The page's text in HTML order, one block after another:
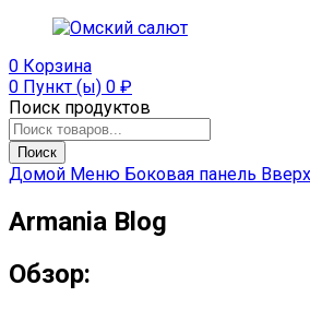
0 Корзина
0 Пункт (ы) 0 ₽
Поиск продуктов
Поиск
Домой Меню Боковая панель Вверх
Armania Blog
Обзор: